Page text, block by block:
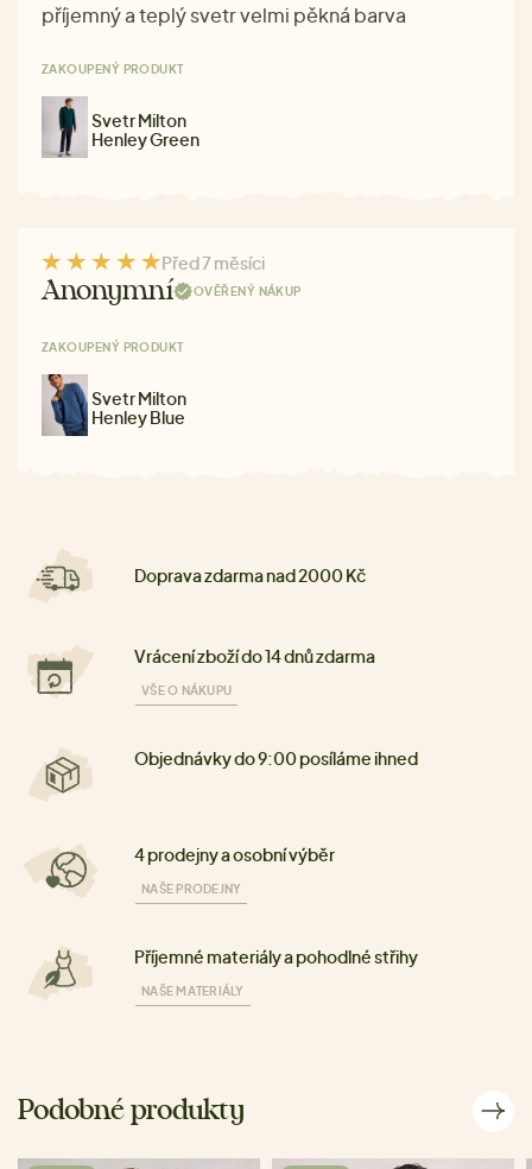
příjemný a teplý svetr velmi pěkná barva
ZAKOUPENÝ PRODUKT
Svetr Milton
Henley Green
Před 7 měsíci
Anonymní OVĚŘENÝ NÁKUP
ZAKOUPENÝ PRODUKT
Svetr Milton
Henley Blue
Doprava zdarma nad 2000 Kč
Vrácení zboží do 14 dnů zdarma
VŠE O NÁKUPU
Objednávky do 9:00 posíláme ihned
4 prodejny a osobní výběr
NAŠE PRODEJNY
Příjemné materiály a pohodlné střihy
NAŠE MATERIÁLY
Podobné produkty